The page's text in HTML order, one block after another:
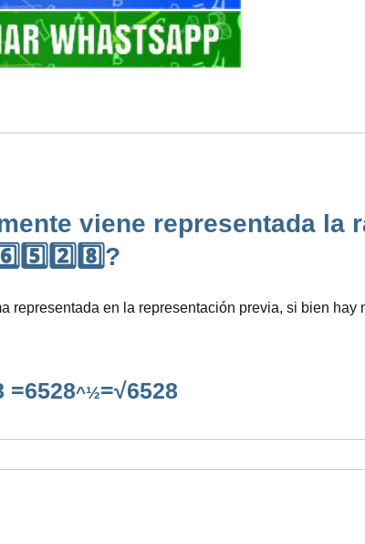
viene representada la
representada en la representación previa, si bien hay
=6528^½=√6528